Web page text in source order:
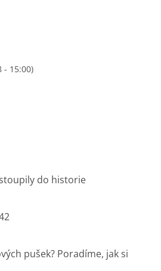
- 15:00)
do historie
pušek? Poradíme, jak si